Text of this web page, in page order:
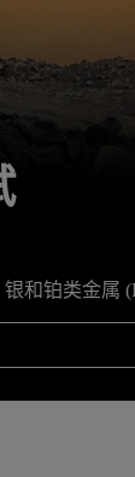
和铂类金属